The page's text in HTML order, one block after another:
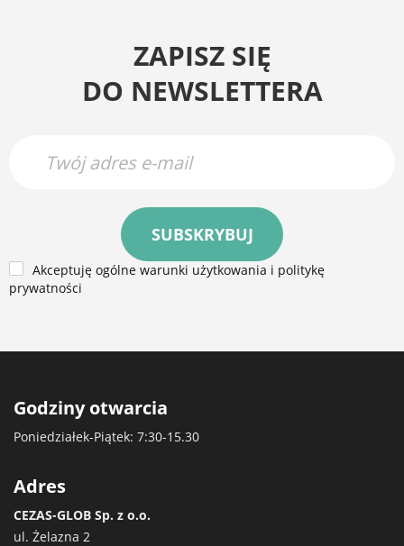
ZAPISZ SIĘ
DO NEWSLETTERA
SUBSKRYBUJ
Akceptuję ogólne warunki użytkowania i politykę
prywatności
Godziny otwarcia
Poniedziałek-Piątek: 7:30-15.30
Adres
CEZAS-GLOB Sp. z o.o.
ul. Żelazna 2